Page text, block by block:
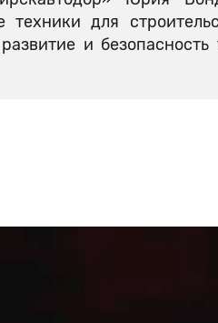
для
и безопасность